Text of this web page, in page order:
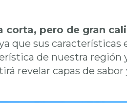
corta, pero de gran
que sus características
de nuestra región
revelar capas de